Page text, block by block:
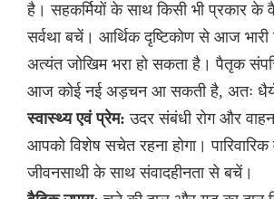
है। सहकर्मियों के साथ किसी भी प्रकार के
सर्वथा बचें। आर्थिक दृष्टिकोण से आज भारी
अत्यंत जोखिम भरा हो सकता है। पैतृक
आज कोई नई अड़चन आ सकती है, अतः
स्वास्थ्य एवं प्रेम: उदर संबंधी रोग और
आपको विशेष सचेत रहना होगा। पारिवारिक
जीवनसाथी के साथ संवादहीनता से बचें।